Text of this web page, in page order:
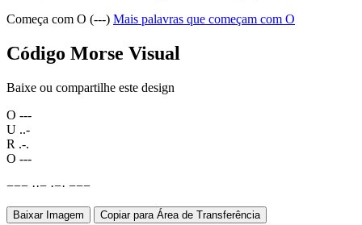
Começa com O (---) Mais palavras que começam com O
Código Morse Visual
Baixe ou compartilhe este design
O ---
U ..-
R .-.
O ---
−−− ··− ·−· −−−
Baixar Imagem Copiar para Área de Transferência